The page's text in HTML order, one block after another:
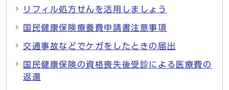
リフィル処方せんを活用しましょう
国民健康保険療養費申請書注意事項
交通事故などでケガをしたときの届出
国民健康保険の資格喪失後受診による医療費の
返還